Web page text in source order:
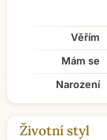
Věřím
Mám se
Narození
Životní styl